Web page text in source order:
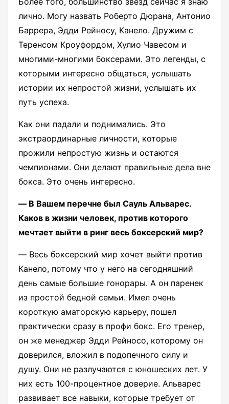
лично. Могу назвать Роберто Дюрана, Антонио
Баррера, Эдди Рейносу, Канело. Дружим с
Теренсом Кроуфордом, Хулио Чавесом и
многими-многими боксерами. Это легенды, с
которыми интересно общаться, услышать
истории их непростой жизни, услышать их
путь успеха.
Как они падали и поднимались. Это
экстраординарные личности, которые
прожили непростую жизнь и остаются
чемпионами. Они делают правильные дела вне
бокса. Это очень интересно.
― В Вашем перечне был Сауль Альварес.
Каков в жизни человек, против которого
мечтает выйти в ринг весь боксерский мир?
― Весь боксерский мир хочет выйти против
Канело, потому что у него на сегодняшний
день самые большие гонорары. А он паренек
из простой бедной семьи. Имел очень
короткую аматорскую карьеру, пошел
практически сразу в профи бокс. Его тренер,
он же менеджер Эдди Рейносо, которому он
доверился, вложил в подопечного силу и
душу. Они не разлучаются с юношеских лет. У
них есть 100-процентное доверие. Альварес
развивает все навыки, которые требует от